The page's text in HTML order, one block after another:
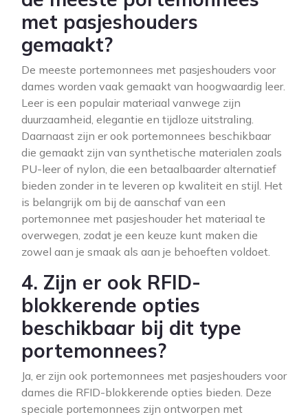
met pasjeshouders
gemaakt?
De meeste portemonnees met pasjeshouders voor
dames worden vaak gemaakt van hoogwaardig leer.
Leer is een populair materiaal vanwege zijn
duurzaamheid, elegantie en tijdloze uitstraling.
Daarnaast zijn er ook portemonnees beschikbaar
die gemaakt zijn van synthetische materialen zoals
PU-leer of nylon, die een betaalbaarder alternatief
bieden zonder in te leveren op kwaliteit en stijl. Het
is belangrijk om bij de aanschaf van een
portemonnee met pasjeshouder het materiaal te
overwegen, zodat je een keuze kunt maken die
zowel aan je smaak als aan je behoeften voldoet.
4. Zijn er ook RFID-
blokkerende opties
beschikbaar bij dit type
portemonnees?
Ja, er zijn ook portemonnees met pasjeshouders voor
dames die RFID-blokkerende opties bieden. Deze
speciale portemonnees zijn ontworpen met